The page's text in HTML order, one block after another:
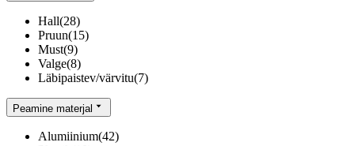
Hall(28)
Pruun(15)
Must(9)
Valge(8)
Läbipaistev/värvitu(7)
Peamine materjal
Alumiinium(42)